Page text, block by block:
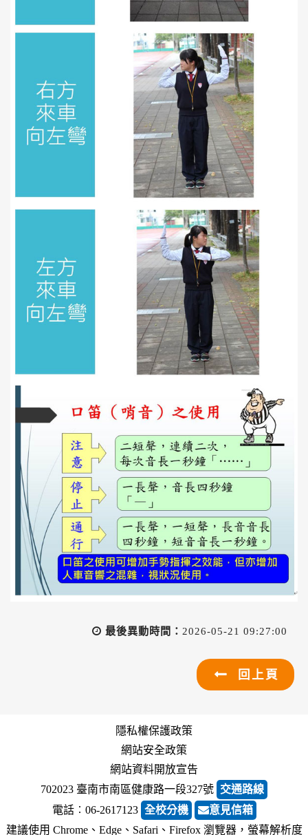
最後異動時間： 2026-05-21 09:27:00
回上頁
隱私權保護政策
網站安全政策
網站資料開放宣告
702023 臺南市南區健康路一段327號 交通路線
電話︰06-2617123 全校分機
意見信箱
建議使用 Chrome、Edge、Safari、Firefox 瀏覽器，螢幕解析度